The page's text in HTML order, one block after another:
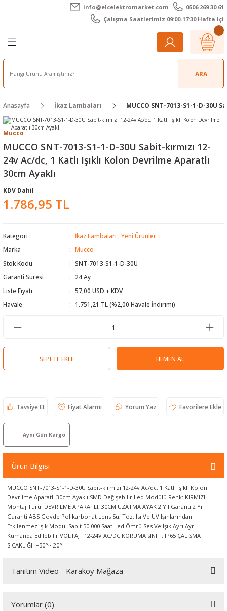
info@elcelektromarket.com
0506 269 30 61
Çalışma Saatlerimiz 09:00-17:30 Hafta içi
Geri Dön
Geri Dön
Cihazı
ve Kablo Bulucular
Cihazları
Geri Dön
Kameralar
Geri Dön
Cihazları
Cihazları
Geri Dön
Teli - Pasta
Geri Dön
ARA
Anasayfa İkaz Lambaları MUCCO SNT-7013-S1-1-D-30U
Mucco
MUCCO SNT-7013-S1-1-D-30U Sabit-kırmızı 12-
24v Ac/dc, 1 Katlı Işıklı Kolon Devrilme Aparatlı
30cm Ayaklı
KDV Dahil
1.786,95 TL
Kategori İkaz Lambaları
Yeni Ürünler
Marka
Mucco
Stok Kodu
SNT-7013-S1-1-D-30U
Garanti Süresi
24 Ay
Liste Fiyatı
57,00 USD + KDV
Havale
1.751,21 TL (%2,00 Havale İndirimi)
SEPETE EKLE HEMEN AL
Tavsiye Et Fiyat Alarmı Yorum Yaz
Aynı Gün Kargo
Ürün Bilgisi
MUCCO SNT-7013-S1-1-D-30U Sabit-kırmızı 12-24v Ac/dc, 1 Katlı Işıklı Kolon
Devrilme Aparatlı 30cm Ayaklı SMD Değişebilir Led Modülü Renk: KIRMIZI
Montaj Türü: DEVRİLME APARATLI, 30CM UZATMA AYAK 2 Yıl Garanti 2 Yıl
Garanti ABS Gövde Polikarbonat Lens Su, Toz, Isı Ve UV Işınlarından
Etkilenmez Işık Modu: Sabit 50.000 Saat Led Ömrü Ses Ve Işık Ayrı Ayrı
Kumanda Edilebilir VOLTAJ : 12-24V AC/DC KORUMA sINIFI: IP65 ÇALIŞMA
SICAKLIĞI: +50°~-20°
Tanıtım Video - Karaköy Mağaza
Yorumlar (0)